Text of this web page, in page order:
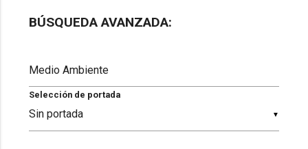
BÚSQUEDA AVANZADA:
▼
Selección de portada